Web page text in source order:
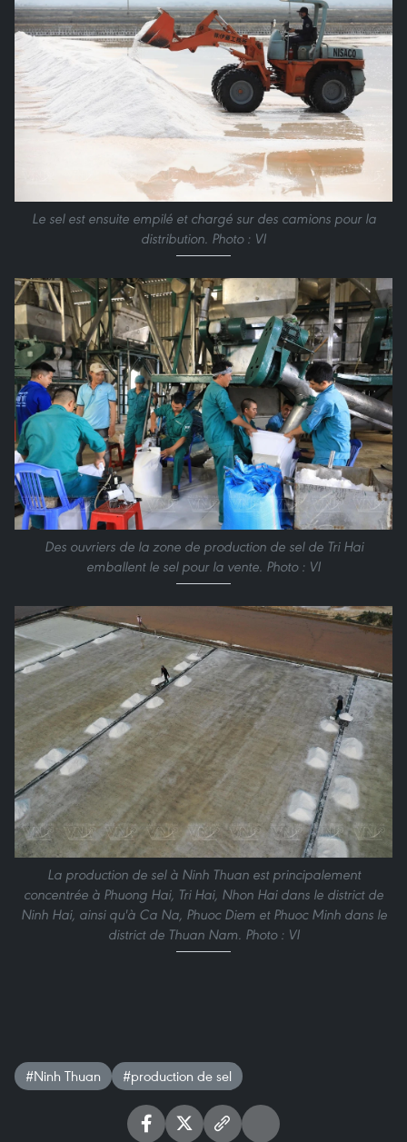
Le sel est ensuite empilé et chargé sur des camions pour la
distribution. Photo : VI
Des ouvriers de la zone de production de sel de Tri Hai
emballent le sel pour la vente. Photo : VI
La production de sel à Ninh Thuan est principalement
concentrée à Phuong Hai, Tri Hai, Nhon Hai dans le district de
Ninh Hai, ainsi qu'à Ca Na, Phuoc Diem et Phuoc Minh dans le
district de Thuan Nam. Photo : VI
#Ninh Thuan #production de sel